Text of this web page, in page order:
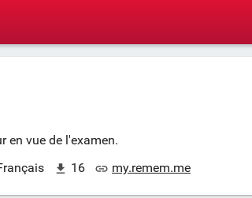
en vue de l'examen.
16 my.remem.me